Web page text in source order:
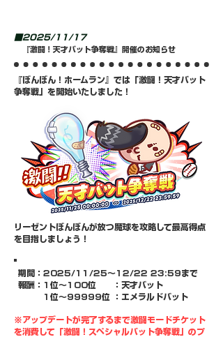
■2025/11/17
『激闘！天才バット争奪戦』開催のお知らせ
『ぼんぼん！ホームラン』では「激闘！天才バット
争奪戦」を開始いたしました！
リーゼントぼんぼんが放つ魔球を攻略して最高得点
を目指しましょう！
期間：​2025/11/25～12/22 23:59まで
報酬：1位～100位 ：天才バット
1位～99999位 ：エメラルドバット
※アップデートが完了するまで激闘モードチケット
を消費して「激闘！スペシャルバット争奪戦」のプ